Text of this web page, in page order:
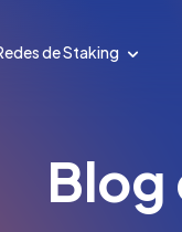
de Staking
Blog